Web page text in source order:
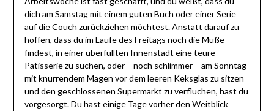
dich am Samstag mit einem guten Buch oder einer Serie
auf die Couch zurückziehen möchtest. Anstatt darauf zu
hoffen, dass du im Laufe des Freitags noch die Muße
findest, in einer überfüllten Innenstadt eine teure
Patisserie zu suchen, oder – noch schlimmer – am Sonntag
mit knurrendem Magen vor dem leeren Keksglas zu sitzen
und den geschlossenen Supermarkt zu verfluchen, hast du
vorgesorgt. Du hast einige Tage vorher den Weitblick